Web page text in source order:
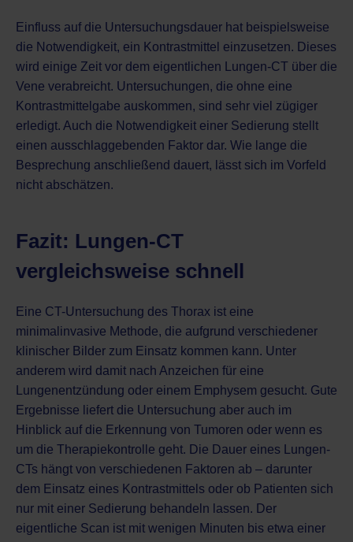
Einfluss auf die Untersuchungsdauer hat beispielsweise
die Notwendigkeit, ein Kontrastmittel einzusetzen. Dieses
wird einige Zeit vor dem eigentlichen Lungen-CT über die
Vene verabreicht. Untersuchungen, die ohne eine
Kontrastmittelgabe auskommen, sind sehr viel zügiger
erledigt. Auch die Notwendigkeit einer Sedierung stellt
einen ausschlaggebenden Faktor dar. Wie lange die
Besprechung anschließend dauert, lässt sich im Vorfeld
nicht abschätzen.
Fazit: Lungen-CT
vergleichsweise schnell
Eine CT-Untersuchung des Thorax ist eine
minimalinvasive Methode, die aufgrund verschiedener
klinischer Bilder zum Einsatz kommen kann. Unter
anderem wird damit nach Anzeichen für eine
Lungenentzündung oder einem Emphysem gesucht. Gute
Ergebnisse liefert die Untersuchung aber auch im
Hinblick auf die Erkennung von Tumoren oder wenn es
um die Therapiekontrolle geht. Die Dauer eines Lungen-
CTs hängt von verschiedenen Faktoren ab – darunter
dem Einsatz eines Kontrastmittels oder ob Patienten sich
nur mit einer Sedierung behandeln lassen. Der
eigentliche Scan ist mit wenigen Minuten bis etwa einer